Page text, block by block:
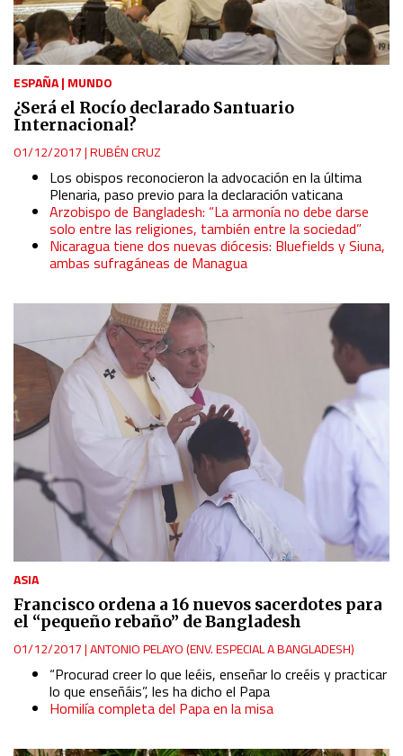
ESPAÑA| MUNDO
¿Será el Rocío declarado Santuario
Internacional?
01/12/2017|RUBÉN CRUZ
Los obispos reconocieron la advocación en la última
Plenaria, paso previo para la declaración vaticana
Arzobispo de Bangladesh: “La armonía no debe darse
solo entre las religiones, también entre la sociedad”
Nicaragua tiene dos nuevas diócesis: Bluefields y Siuna,
ambas sufragáneas de Managua
ASIA
Francisco ordena a 16 nuevos sacerdotes para
el “pequeño rebaño” de Bangladesh
01/12/2017|ANTONIO PELAYO (ENV. ESPECIAL A BANGLADESH)
“Procurad creer lo que leéis, enseñar lo creéis y practicar
lo que enseñáis”, les ha dicho el Papa
Homilía completa del Papa en la misa